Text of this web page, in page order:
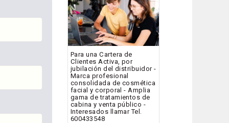
Para una Cartera de
Clientes Activa, por
jubilación del distribuidor -
Marca profesional
consolidada de cosmética
facial y corporal - Amplia
gama de tratamientos de
cabina y venta público -
Interesados llamar Tel.
600433548